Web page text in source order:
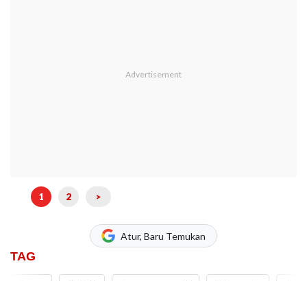
1 2 >
Atur, Baru Temukan
TAG